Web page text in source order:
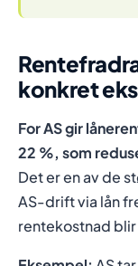
konkret
For AS gir
22 %, som
Det er en av de
AS-drift via lån
rentekostnad